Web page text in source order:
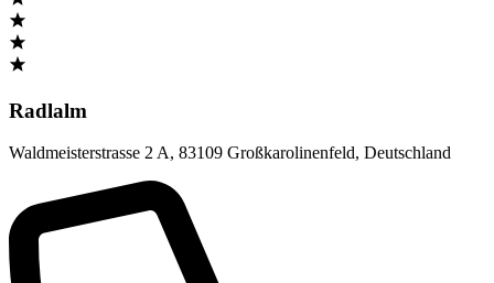
Radlalm
Waldmeisterstrasse 2 A, 83109 Großkarolinenfeld, Deutschland